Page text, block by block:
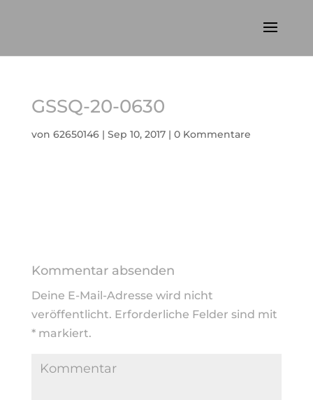
GSSQ-20-0630
von 62650146| Sep 10, 2017| 0 Kommentare
Kommentar absenden
Deine E-Mail-Adresse wird nicht
veröffentlicht. Erforderliche Felder sind mit
*markiert.